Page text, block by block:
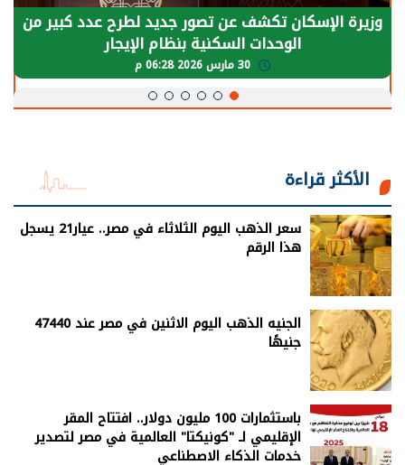
وزيرة الإسكان تكشف عن تصور جديد لطرح عدد كبير من
الوحدات السكنية بنظام الإيجار
الأكثر قراءة
سعر الذهب اليوم الثلاثاء في مصر.. عيار21 يسجل
هذا الرقم
الجنيه الذهب اليوم الاثنين في مصر عند 47440
جنيهًا
باستثمارات 100 مليون دولار.. افتتاح المقر
الإقليمي لـ "كونيكتا" العالمية في مصر لتصدير
خدمات الذكاء الاصطناعي